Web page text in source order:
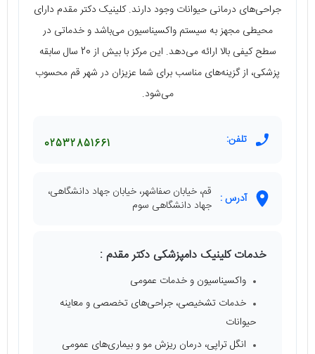
جراحی‌های درمانی حیوانات وجود دارند. کلینیک دکتر مقدم دارای
محیطی مجهز به سیستم واکسیناسیون می‌باشد و خدماتی در
سطح کیفی بالا ارائه می‌دهد. این مرکز با بیش از 20 سال سابقه
پزشکی، از گزینه‌های مناسب برای شما عزیزان در شهر قم محسوب
می‌شود.
تلفن: 02532851661
آدرس : قم، خیابان صفاشهر، خیابان جهاد دانشگاهی،
جهاد دانشگاهی سوم
خدمات کلینیک دامپزشکی دکتر مقدم :
واکسیناسیون و خدمات عمومی
خدمات تشخیصی، جراحی‌های تخصصی و معاینه
حیوانات
انگل تراپی، درمان ریزش مو و بیماری‌های عمومی